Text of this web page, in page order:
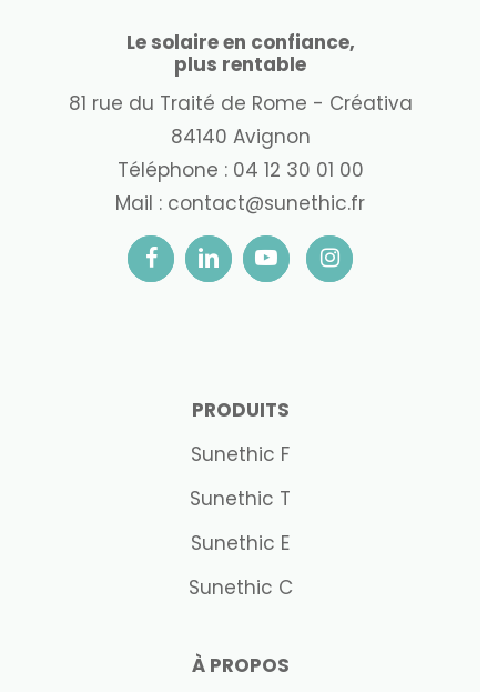
Le solaire en confiance,
plus rentable
81 rue du Traité de Rome - Créativa
84140 Avignon
Téléphone : 04 12 30 01 00
Mail : contact@sunethic.fr
PRODUITS
Sunethic F
Sunethic T
Sunethic E
Sunethic C
À PROPOS